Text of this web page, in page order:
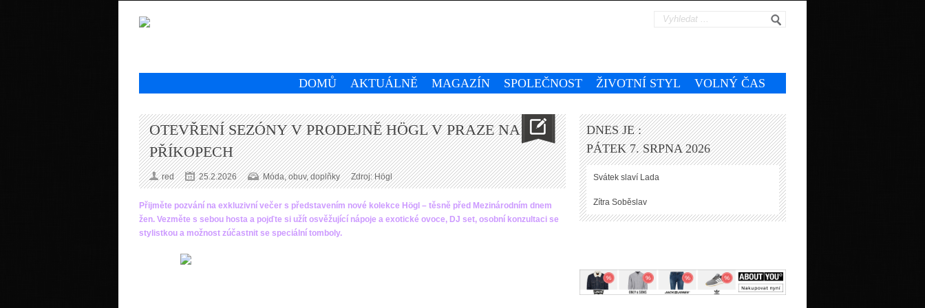
DOMŮ AKTUÁLNĚ MAGAZÍN SPOLEČNOST ŽIVOTNÍ STYL VOLNÝ ČAS
OTEVŘENÍ SEZÓNY V PRODEJNĚ HÖGL V PRAZE NA
PŘÍKOPECH
red Zdroj: Högl
25.2.2026 Móda, obuv, doplňky
Přijměte pozvání na exkluzivní večer s představením nové kolekce Högl – těsně před Mezinárodním dnem
žen. Vezměte s sebou hosta a pojďte si užít osvěžující nápoje a exotické ovoce, DJ set, osobní konzultaci se
stylistkou a možnost zúčastnit se speciální tomboly.
DNES JE :
PÁTEK 7. SRPNA 2026
Svátek slaví Lada
Zítra Soběslav